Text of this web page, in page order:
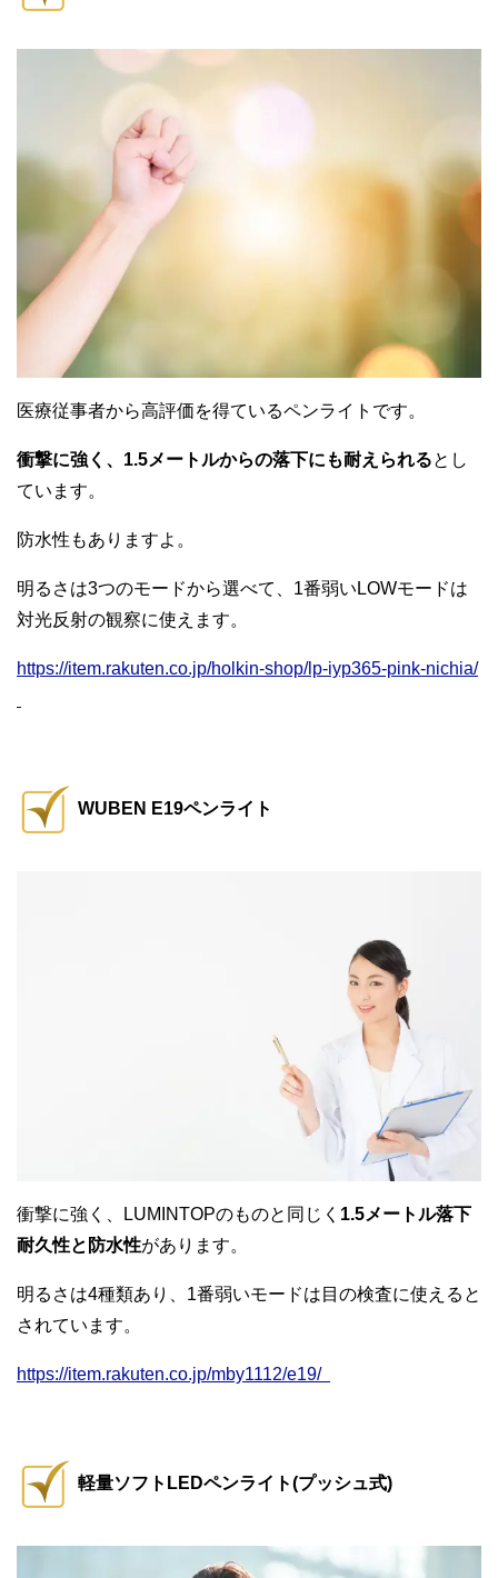
医療従事者から高評価を得ているペンライトです。
衝撃に強く、1.5メートルからの落下にも耐えられるとし
ています。
防水性もありますよ。
明るさは3つのモードから選べて、1番弱いLOWモードは
対光反射の観察に使えます。
https://item.rakuten.co.jp/holkin-shop/lp-iyp365-pink-nichia/
WUBEN E19ペンライト
衝撃に強く、LUMINTOPのものと同じく 1.5メートル落下
耐久性と防水性があります。
明るさは4種類あり、1番弱いモードは目の検査に使えると
されています。
https://item.rakuten.co.jp/mby1112/e19/
軽量ソフトLEDペンライト(プッシュ式)